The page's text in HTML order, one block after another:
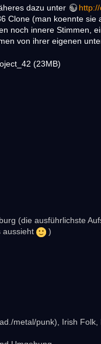
dazu unter
(man koennte
noch innere Stimmen,
von ihrer eigenen
(23MB)
(die ausführlichste
aussieht
)
metal/punk), Irish Folk,